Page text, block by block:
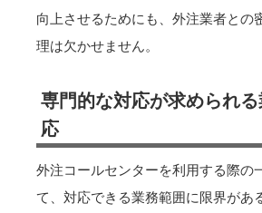
向上させるためにも、外注業者との
理は欠かせません。
専門的な対応が求められ
応
外注コールセンターを利用する際の
て、対応できる業務範囲に限界があ